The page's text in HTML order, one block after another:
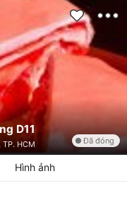
D11
TP. HCM Đã đóng
Hình ảnh